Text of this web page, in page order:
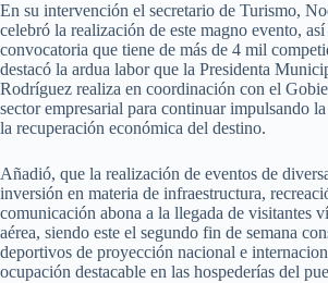
En su intervención el secretario de Turismo,
celebró la realización de este magno evento,
convocatoria que tiene de más de 4 mil
destacó la ardua labor que la Presidenta
Rodríguez realiza en coordinación con el
sector empresarial para continuar impulsando
la recuperación económica del destino.
Añadió, que la realización de eventos de
inversión en materia de infraestructura,
comunicación abona a la llegada de visitantes
aérea, siendo este el segundo fin de semana
deportivos de proyección nacional e
ocupación destacable en las hospederías del